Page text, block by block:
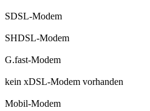
SDSL-Modem
SHDSL-Modem
G.fast-Modem
kein xDSL-Modem vorhanden
Mobil-Modem